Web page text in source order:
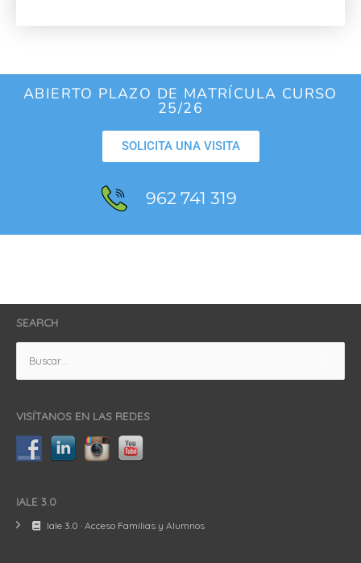
ABIERTO PLAZO DE MATRÍCULA CURSO
25/26
SOLICITA UNA VISITA
962 741 319
SEARCH
Buscar
por:
VISÍTANOS EN LAS REDES
IALE 3.0
Iale 3.0 · Acceso Familias y Alumnos